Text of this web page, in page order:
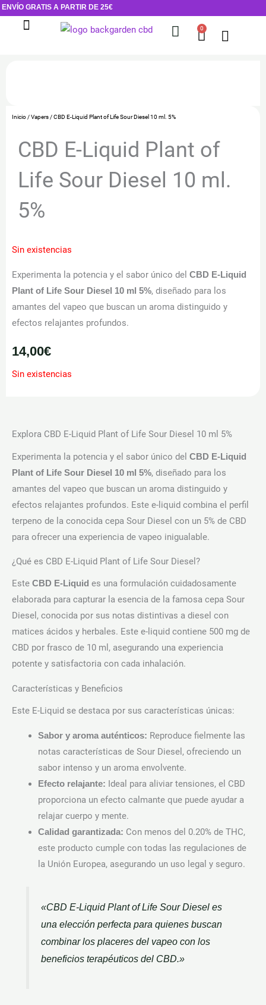
IrENVÍO GRATIS A PARTIR DE 25€
0
Cart
Inicio /Vapers / CBD E-Liquid Plant of Life Sour Diesel 10 ml. 5%
CBD E-Liquid Plant of
Life Sour Diesel 10 ml.
5%
Sin existencias
Experimenta la potencia y el sabor único del CBD E-Liquid
Plant of Life Sour Diesel 10 ml 5%, diseñado para los
amantes del vapeo que buscan un aroma distinguido y
efectos relajantes profundos.
14,00€
Sin existencias
Explora CBD E-Liquid Plant of Life Sour Diesel 10 ml 5%
Experimenta la potencia y el sabor único del CBD E-Liquid
Plant of Life Sour Diesel 10 ml 5%, diseñado para los
amantes del vapeo que buscan un aroma distinguido y
efectos relajantes profundos. Este e-liquid combina el perfil
terpeno de la conocida cepa Sour Diesel con un 5% de CBD
para ofrecer una experiencia de vapeo inigualable.
¿Qué es CBD E-Liquid Plant of Life Sour Diesel?
Este CBD E-Liquid es una formulación cuidadosamente
elaborada para capturar la esencia de la famosa cepa Sour
Diesel, conocida por sus notas distintivas a diesel con
matices ácidos y herbales. Este e-liquid contiene 500 mg de
CBD por frasco de 10 ml, asegurando una experiencia
potente y satisfactoria con cada inhalación.
Características y Beneficios
Este E-Liquid se destaca por sus características únicas:
Sabor y aroma auténticos: Reproduce fielmente las
notas características de Sour Diesel, ofreciendo un
sabor intenso y un aroma envolvente.
Efecto relajante: Ideal para aliviar tensiones, el CBD
proporciona un efecto calmante que puede ayudar a
relajar cuerpo y mente.
Calidad garantizada: Con menos del 0.20% de THC,
este producto cumple con todas las regulaciones de
la Unión Europea, asegurando un uso legal y seguro.
«CBD E-Liquid Plant of Life Sour Diesel es
una elección perfecta para quienes buscan
combinar los placeres del vapeo con los
beneficios terapéuticos del CBD.»